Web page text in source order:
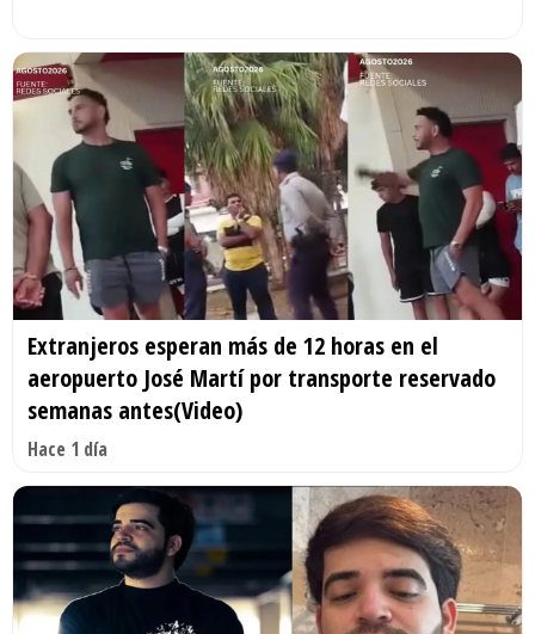
Extranjeros esperan más de 12 horas en el
aeropuerto José Martí por transporte reservado
semanas antes(Video)
Hace 1 día